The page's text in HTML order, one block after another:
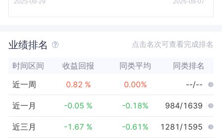
业绩排名 点击名次可查看完成排名
时间区间 收益回报 同类平均 同类排名
近一周 0.82 % 0.00% --/--
近一月 -0.05 % -0.18% 984/1639
近三月 -1.67 % -0.61 % 1281/1595